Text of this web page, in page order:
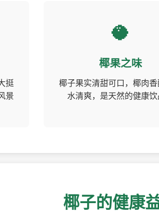
挺
景
🥥
椰果之味
椰子果实清甜可口，椰肉
水清爽，是天然的健康饮
椰子的健康